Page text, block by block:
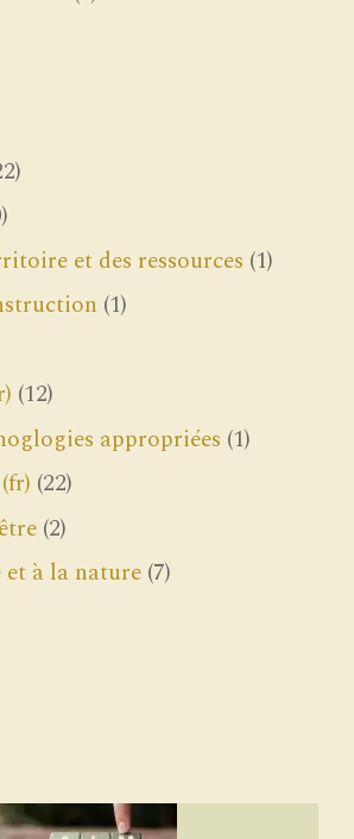
et des ressources (1)
(1)
(12)
appropriées (1)
(22)
(2)
à la nature (7)